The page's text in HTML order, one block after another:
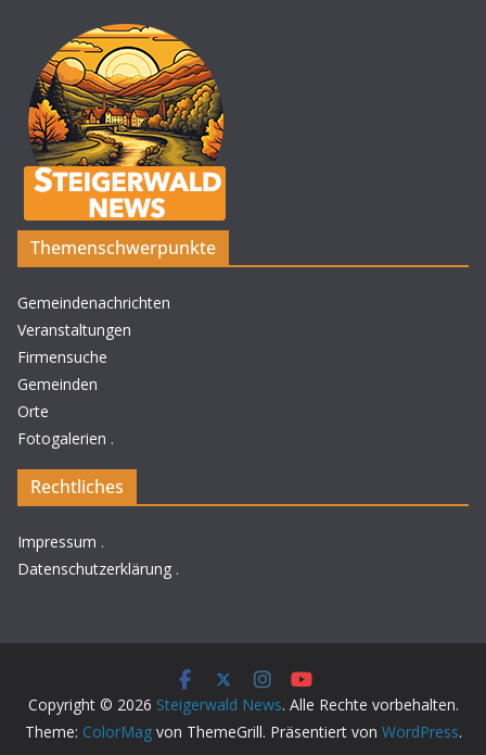
Themenschwerpunkte
Gemeindenachrichten
Veranstaltungen
Firmensuche
Gemeinden
Orte
Fotogalerien .
Rechtliches
Impressum .
Datenschutzerklärung .
Copyright © 2026 Steigerwald News. Alle Rechte vorbehalten.
Theme: ColorMagvon ThemeGrill. Präsentiert von WordPress.